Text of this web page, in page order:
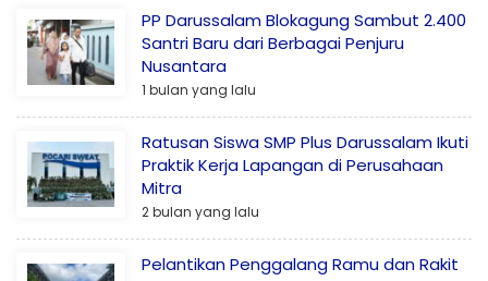
PP Darussalam Blokagung Sambut 2.400
Santri Baru dari Berbagai Penjuru
Nusantara
1 bulan yang lalu
Ratusan Siswa SMP Plus Darussalam Ikuti
Praktik Kerja Lapangan di Perusahaan
Mitra
2 bulan yang lalu
Pelantikan Penggalang Ramu dan Rakit